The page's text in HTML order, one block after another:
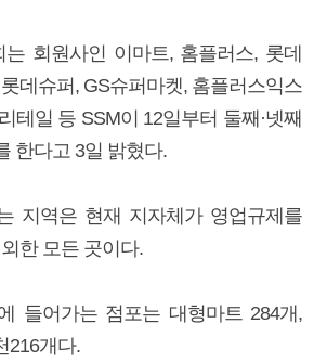
는 회원사인 이마트, 홈플러스, 롯데
데슈퍼, GS슈퍼마켓, 홈플러스익스
테일 등 SSM이 12일부터 둘째·넷째
한다고 3일 밝혔다.
지역은 현재 지자체가 영업규제를
한 모든 곳이다.
들어가는 점포는 대형마트 284개,
216개다.